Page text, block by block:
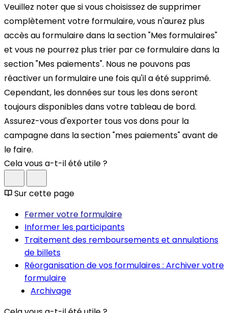
Veuillez noter que si vous choisissez de supprimer
complètement votre formulaire, vous n'aurez plus
accès au formulaire dans la section "Mes formulaires"
et vous ne pourrez plus trier par ce formulaire dans la
section "Mes paiements". Nous ne pouvons pas
réactiver un formulaire une fois qu'il a été supprimé.
Cependant, les données sur tous les dons seront
toujours disponibles dans votre tableau de bord.
Assurez-vous d'exporter tous vos dons pour la
campagne dans la section "mes paiements" avant de
le faire.
Cela vous a-t-il été utile ?
Sur cette page
Fermer votre formulaire
Informer les participants
Traitement des remboursements et annulations
de billets
Réorganisation de vos formulaires : Archiver votre
formulaire
Archivage